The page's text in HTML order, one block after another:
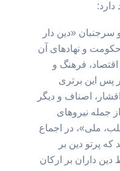
دارد:
«دین دار
حکومت و نهادهای آن
فرهنگ و
پس این برتری
اصناف و دیگر
جمله نیروهای
ملی»، در اجماع
پرتو دین بر
داران بر ارکان